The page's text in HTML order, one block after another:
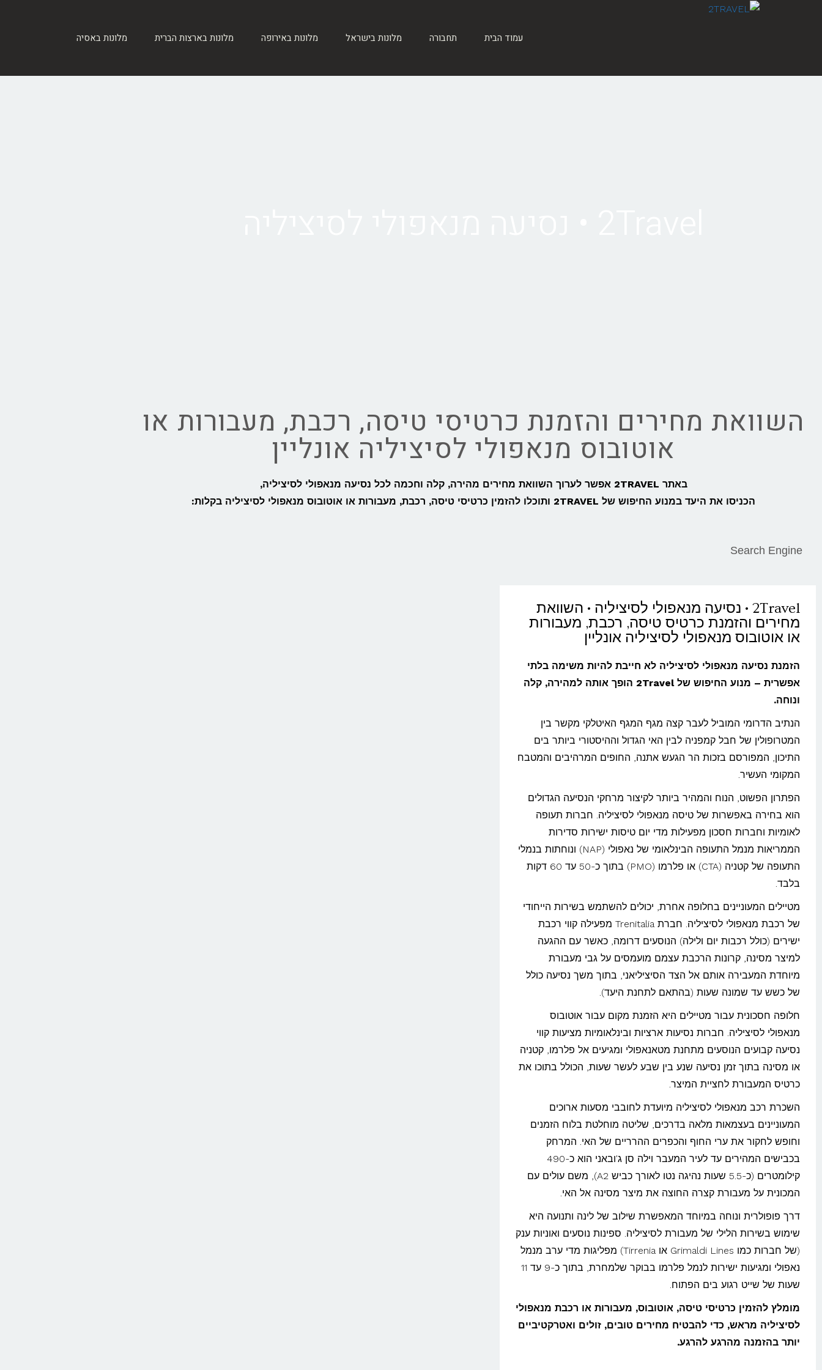
עמוד הבית תחבורה מלונות בישראל מלונות באירופה מלונות בארצות הברית מלונות באסיה
השוואת מחירים והזמנת כרטיסי טיסה, רכבת, מעבורות או
אוטובוס מנאפולי לסיציליה אונליין
באתר 2TRAVEL אפשר לערוך השוואת מחירים מהירה, קלה וחכמה לכל נסיעה מנאפולי לסיציליה,
הכניסו את היעד במנוע החיפוש של 2TRAVEL ותוכלו להזמין כרטיסי טיסה, רכבת, מעבורות או אוטובוס מנאפולי לסיציליה בקלות:
Search Engine
2Travel • נסיעה מנאפולי לסיציליה • השוואת
מחירים והזמנת כרטיס טיסה, רכבת, מעבורות
או אוטובוס מנאפולי לסיציליה אונליין
הזמנת נסיעה מנאפולי לסיציליה לא חייבת להיות משימה בלתי
אפשרית – מנוע החיפוש של 2Travel הופך אותה למהירה, קלה
ונוחה.
הנתיב הדרומי המוביל לעבר קצה מגף המגף האיטלקי מקשר בין
המטרופולין של חבל קמפניה לבין האי הגדול וההיסטורי ביותר בים
התיכון, המפורסם בזכות הר הגעש אתנה, החופים המרהיבים והמטבח
המקומי העשיר.
הפתרון הפשוט, הנוח והמהיר ביותר לקיצור מרחקי הנסיעה הגדולים
הוא בחירה באפשרות של טיסה מנאפולי לסיציליה. חברות תעופה
לאומיות וחברות חסכון מפעילות מדי יום טיסות ישירות סדירות
הממריאות מנמל התעופה הבינלאומי של נאפולי (NAP) ונוחתות בנמלי
התעופה של קטניה (CTA) או פלרמו (PMO) בתוך כ-50 עד 60 דקות
בלבד.
מטיילים המעוניינים בחלופה אחרת, יכולים להשתמש בשירות הייחודי
של רכבת מנאפולי לסיציליה. חברת Trenitalia מפעילה קווי רכבת
ישירים (כולל רכבות יום ולילה) הנוסעים דרומה, כאשר עם ההגעה
למיצר מסינה, קרונות הרכבת עצמם מועמסים על גבי מעבורת
מיוחדת המעבירה אותם אל הצד הסיציליאני, בתוך משך נסיעה כולל
של כשש עד שמונה שעות (בהתאם לתחנת היעד).
חלופה חסכונית עבור מטיילים היא הזמנת מקום עבור אוטובוס
מנאפולי לסיציליה. חברות נסיעות ארציות ובינלאומיות מציעות קווי
נסיעה קבועים הנוסעים מתחנת מטאנאפולי ומגיעים אל פלרמו, קטניה
או מסינה בתוך זמן נסיעה שנע בין שבע לעשר שעות, הכולל בתוכו את
כרטיס המעבורת לחציית המיצר.
השכרת רכב מנאפולי לסיציליה מיועדת לחובבי מסעות ארוכים
המעוניינים בעצמאות מלאה בדרכים, שליטה מוחלטת בלוח הזמנים
וחופש לחקור את ערי החוף והכפרים ההרריים של האי. המרחק
בכבישים המהירים עד לעיר המעבר וילה סן ג'ובאני הוא כ-490
קילומטרים (כ-5.5 שעות נהיגה נטו לאורך כביש A2), משם עולים עם
המכונית על מעבורת קצרה החוצה את מיצר מסינה אל האי.
דרך פופולרית ונוחה במיוחד המאפשרת שילוב של לינה ותנועה היא
שימוש בשירות הלילי של מעבורת לסיציליה. ספינות נוסעים ואוניות ענק
(של חברות כמו Grimaldi Lines או Tirrenia) מפליגות מדי ערב מנמל
נאפולי ומגיעות ישירות לנמל פלרמו בבוקר שלמחרת, בתוך כ-9 עד 11
שעות של שייט רגוע בים הפתוח.
מומלץ להזמין כרטיסי טיסה, אוטובוס, מעבורות או רכבת מנאפולי
לסיציליה מראש, כדי להבטיח מחירים טובים, זולים ואטרקטיביים
יותר בהזמנה מהרגע להרגע.